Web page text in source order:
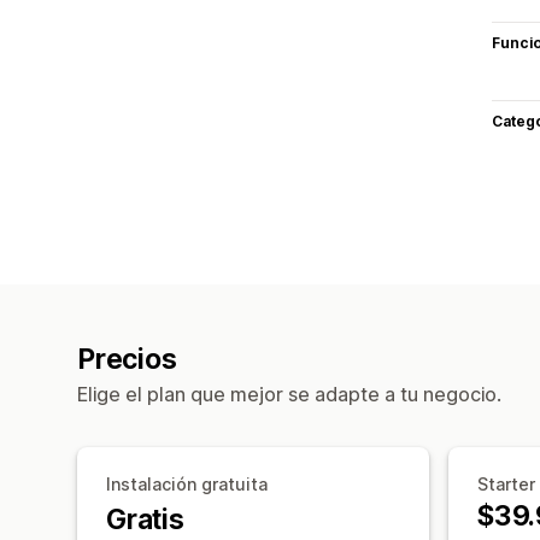
Precios
Elige el plan que mejor se adapte a tu negocio.
Instalación gratuita
Gratis
Starter